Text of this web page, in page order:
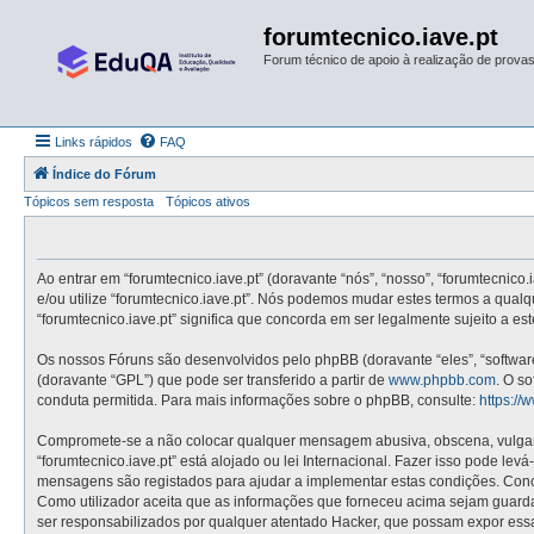
forumtecnico.iave.pt
Forum técnico de apoio à realização de
Links rápidos FAQ
Índice do Fórum
Tópicos sem resposta
Tópicos ativos
Ao entrar em “forumtecnico.iave.pt” (doravante “nós”, “nosso”,
e/ou utilize “forumtecnico.iave.pt”. Nós podemos mudar estes termos a
“forumtecnico.iave.pt” significa que concorda em ser legalmente sujeito a
Os nossos Fóruns são desenvolvidos pelo phpBB (doravante “eles”,
(doravante “GPL”) que pode ser transferido a partir de www.phpbb.com. O
conduta permitida. Para mais informações sobre o phpBB, consulte: https://
Compromete-se a não colocar qualquer mensagem abusiva, obscena,
“forumtecnico.iave.pt” está alojado ou lei Internacional. Fazer isso pode
mensagens são registados para ajudar a implementar estas condições.
Como utilizador aceita que as informações que forneceu acima sejam
ser responsabilizados por qualquer atentado Hacker, que possam expor